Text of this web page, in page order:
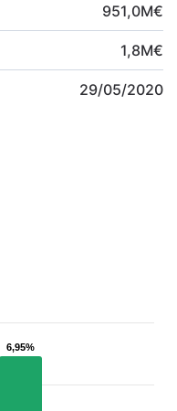
951,0M€
1,8M€
29/05/2020
6,95%
6,95%